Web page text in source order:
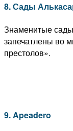
8. Сады
Знаменитые
запечатлены во
престолов».
9. Apeadero